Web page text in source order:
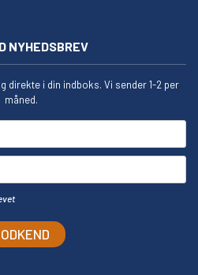
NYHEDSBREV
direkte i din indboks. Vi sender 1-2 per
måned.